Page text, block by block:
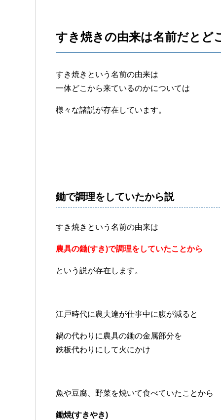
すき焼きの由来は名前だとど
すき焼きという名前の由来は
一体どこから来ているのかについては
様々な諸説が存在しています。
鋤で調理をしていたから説
すき焼きという名前の由来は
農具の鋤(すき)で調理をしていたことから
という説が存在します。
江戸時代に農夫達が仕事中に腹が減ると
鍋の代わりに農具の鋤の金属部分を
鉄板代わりにして火にかけ
魚や豆腐、野菜を焼いて食べていたことから
鋤焼(すきやき)